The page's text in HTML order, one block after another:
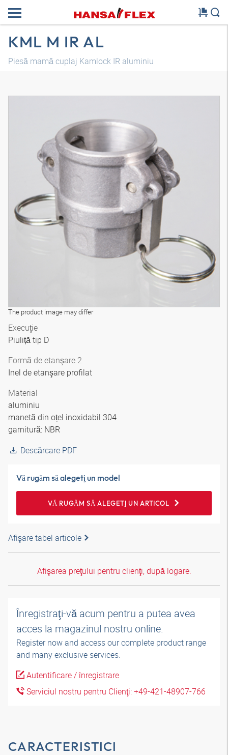
KML M IR AL
Piesă mamă cuplaj Kamlock IR aluminiu
The product image may differ
Execuţie
Piuliță tip D
Formă de etanşare 2
Inel de etanşare profilat
Material
aluminiu
manetă din oțel inoxidabil 304
garnitură: NBR
Descărcare PDF
Vă rugăm să alegeţi un model
VĂ RUGĂM SĂ ALEGEŢI UN ARTICOL
Afişare tabel articole
Afişarea preţului pentru clienţi, după logare.
Înregistraţi-vă acum pentru a putea avea
acces la magazinul nostru online.
Register now and access our complete product range
and many exclusive services.
Autentificare / înregistrare
Serviciul nostru pentru Clienţi: +49-421-48907-766
CARACTERISTICI